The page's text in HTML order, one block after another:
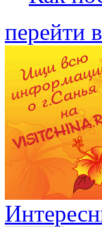
перейти